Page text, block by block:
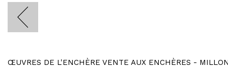
ŒUVRES DE L'ENCHÈRE VENTE AUX ENCHÈRES -